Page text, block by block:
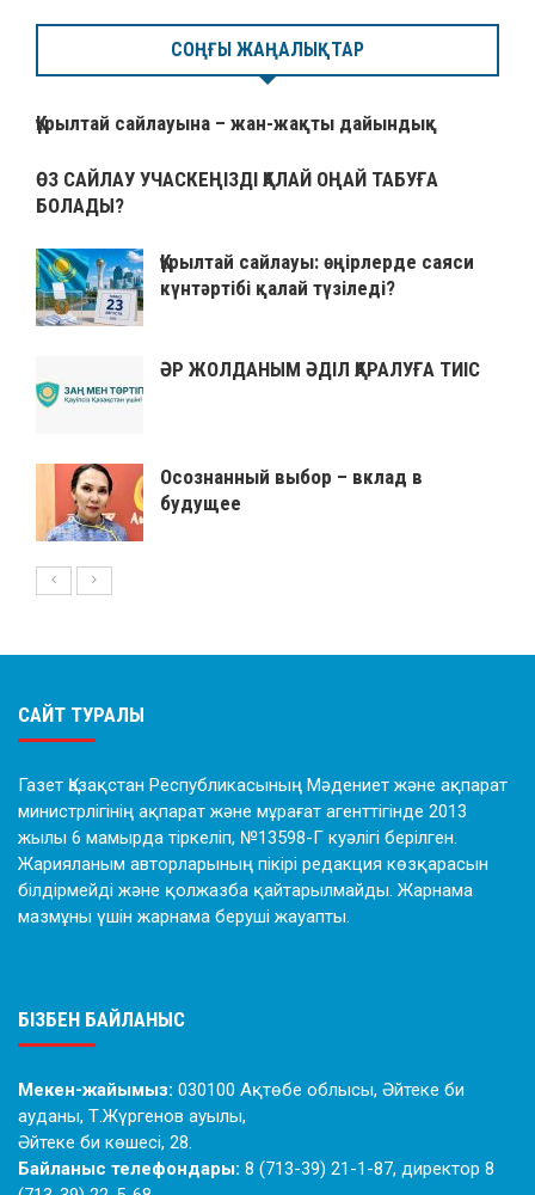
СОҢҒЫ ЖАҢАЛЫҚТАР
Құрылтай сайлауына – жан-жақты дайындық
ӨЗ САЙЛАУ УЧАСКЕҢІЗДІ ҚАЛАЙ ОҢАЙ ТАБУҒА
БОЛАДЫ?
Құрылтай сайлауы: өңірлерде саяси
күнтәртібі қалай түзіледі?
ӘР ЖОЛДАНЫМ ӘДІЛ ҚАРАЛУҒА ТИІС
Осознанный выбор – вклад в
будущее
САЙТ ТУРАЛЫ
Газет Қазақстан Республикасының Мәдениет және ақпарат
министрлігінің ақпарат және мұрағат агенттігінде 2013
жылы 6 мамырда тіркеліп, №13598-Г куәлігі берілген.
Жарияланым авторларының пікірі редакция көзқарасын
білдірмейді және қолжазба қайтарылмайды. Жарнама
мазмұны үшін жарнама беруші жауапты.
БІЗБЕН БАЙЛАНЫС
Мекен-жайымыз: 030100 Ақтөбе облысы, Әйтеке би
ауданы, Т.Жүргенов ауылы,
Әйтеке би көшесі, 28.
Байланыс телефондары: 8 (713-39) 21-1-87, директор 8